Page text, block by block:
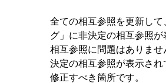
全ての相互参照を更新して
グ」に非決定の相互参照が
相互参照に問題はありま
決定の相互参照が表示され
修正すべき箇所です。